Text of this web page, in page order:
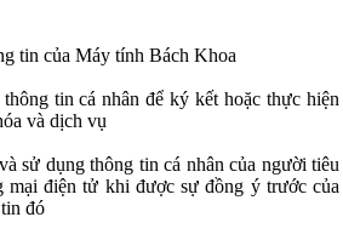
tin của Máy tính Bách Khoa
tin cá nhân để ký kết hoặc thực hiện
và dịch vụ
sử dụng thông tin cá nhân của người tiêu
mại điện tử khi được sự đồng ý trước của
đó